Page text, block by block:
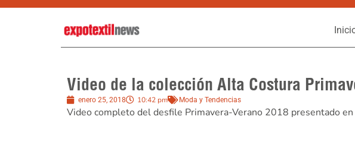
Video de la colección Alta Costura
enero 25, 2018 10:42 pm Moda y Tendencias
Video completo del desfile Primavera-Verano 2018 presentado